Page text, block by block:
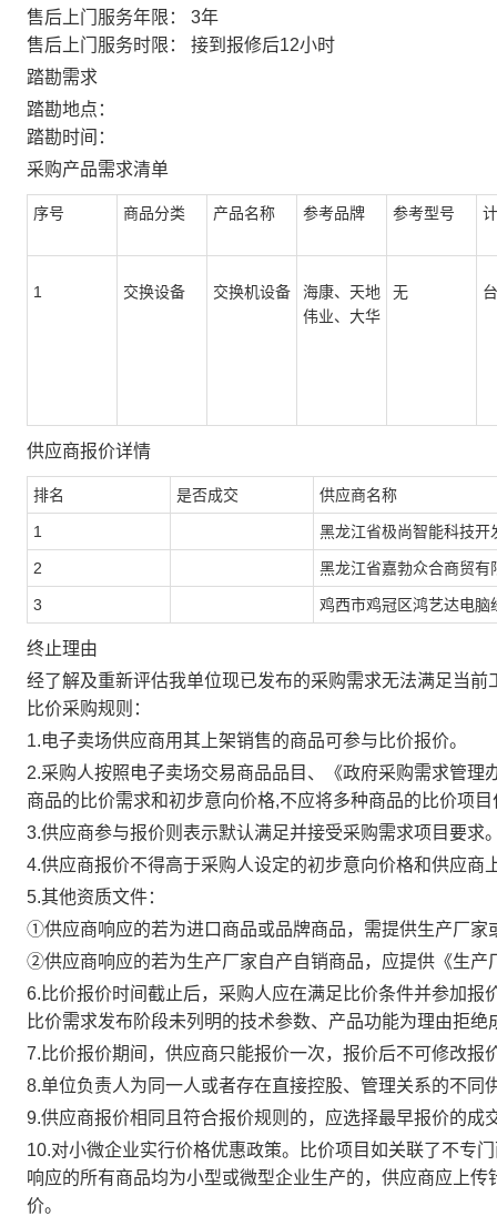
售后上门服务年限：
3年
售后上门服务时限：
接到报修后12小时
踏勘需求
踏勘地点：
踏勘时间：
采购产品需求清单
序号 商品分类 产品名称 参考品牌 参考型号
1 交换设备 交换机设备
海康、天地
伟业、大华
无 台
供应商报价详情
排名 是否成交 供应商名称
1 黑龙江省极尚智能科技开
2 黑龙江省嘉勃众合商贸有
3 鸡西市鸡冠区鸿艺达电脑
终止理由
经了解及重新评估我单位现已发布的采购需求无法满足当
比价采购规则：
1.电子卖场供应商用其上架销售的商品可参与比价报价。
2.采购人按照电子卖场交易商品品目、《政府采购需求管
商品的比价需求和初步意向价格,不应将多种商品的比价项
3.供应商参与报价则表示默认满足并接受采购需求项目要求
4.供应商报价不得高于采购人设定的初步意向价格和供应商
5.其他资质文件：
①供应商响应的若为进口商品或品牌商品，需提供生产厂家
②供应商响应的若为生产厂家自产自销商品，应提供《生
6.比价报价时间截止后，采购人应在满足比价条件并参加
比价需求发布阶段未列明的技术参数、产品功能为理由拒
7.比价报价期间，供应商只能报价一次，报价后不可修改
8.单位负责人为同一人或者存在直接控股、管理关系的不同
9.供应商报价相同且符合报价规则的，应选择最早报价的成
10.对小微企业实行价格优惠政策。比价项目如关联了不专
响应的所有商品均为小型或微型企业生产的，供应商应上
价。